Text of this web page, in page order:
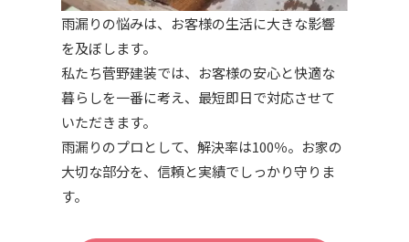
雨漏りの悩みは、お客様の生活に大きな影響
を及ぼします。
私たち菅野建装では、お客様の安心と快適な
暮らしを一番に考え、最短即日で対応させて
いただきます。
雨漏りのプロとして、解決率は100％。お家の
大切な部分を、信頼と実績でしっかり守りま
す。